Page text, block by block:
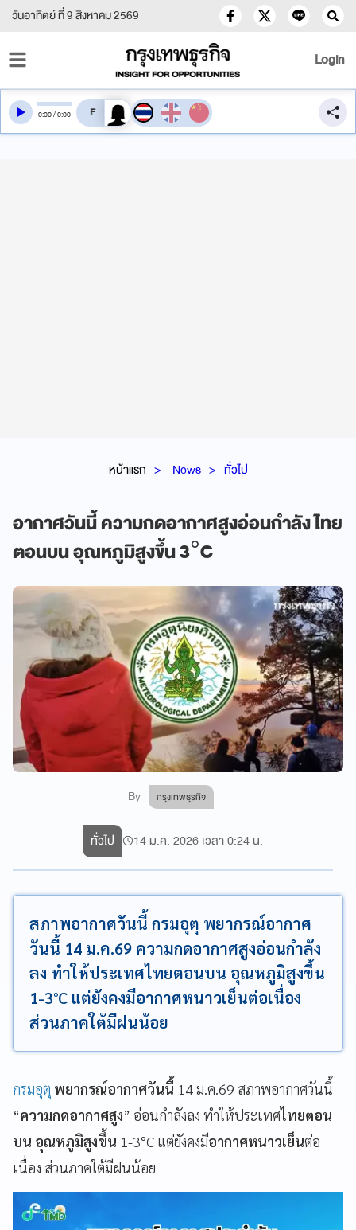
วันอาทิตย์ ที่ 9 สิงหาคม 2569
Login
หน้าแรก News ทั่วไป
อากาศวันนี้ ความกดอากาศสูงอ่อนกำลัง ไทย
ตอนบน อุณหภูมิสูงขึ้น 3°C
By กรุงเทพธุรกิจ
0:00/0:00 สลับเสียงอ่าน
ทั่วไป 14 ม.ค. 2026 เวลา 0:24 น.
สภาพอากาศวันนี้ กรมอุตุ พยากรณ์อากาศ
วันนี้ 14 ม.ค.69 ความกดอากาศสูงอ่อนกำลัง
ลง ทำให้ประเทศไทยตอนบน อุณหภูมิสูงขึ้น
1-3°C แต่ยังคงมีอากาศหนาวเย็นต่อเนื่อง
ส่วนภาคใต้มีฝนน้อย
กรมอุตุ พยากรณ์อากาศวันนี้ 14 ม.ค.69 สภาพอากาศวันนี้
“ความกดอากาศสูง” อ่อนกำลังลง ทำให้ประเทศไทยตอน
บน อุณหภูมิสูงขึ้น 1-3°C แต่ยังคงมีอากาศหนาวเย็นต่อ
เนื่อง ส่วนภาคใต้มีฝนน้อย